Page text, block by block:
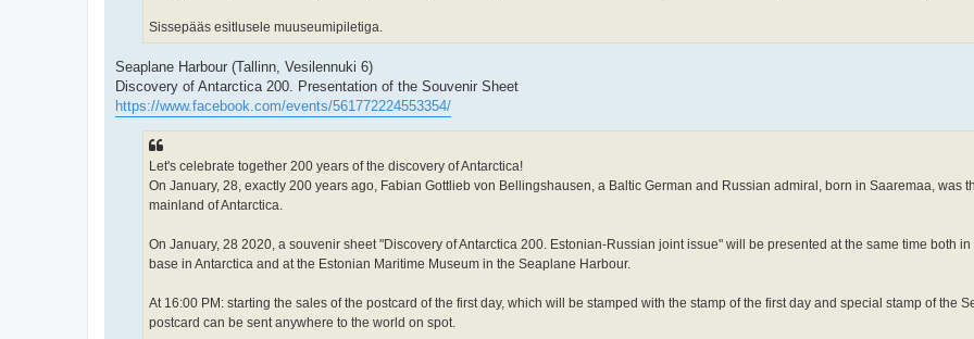
Sissepääs esitlusele muuseumipiletiga.
Seaplane Harbour (Tallinn, Vesilennuki 6)
Discovery of Antarctica 200. Presentation of the Souvenir Sheet
https://www.facebook.com/events/561772224553354/
Let's celebrate together 200 years of the discovery of Antarctica!
On January, 28, exactly 200 years ago, Fabian Gottlieb von Bellingshausen, a Baltic German and Russian admiral, born in Saaremaa, was
mainland of Antarctica.
On January, 28 2020, a souvenir sheet "Discovery of Antarctica 200. Estonian-Russian joint issue" will be presented at the same time both
base in Antarctica and at the Estonian Maritime Museum in the Seaplane Harbour.
At 16:00 PM: starting the sales of the postcard of the first day, which will be stamped with the stamp of the first day and special stamp of the
postcard can be sent anywhere to the world on spot.